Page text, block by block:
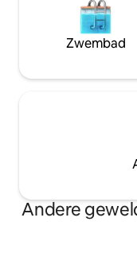
Zwembad
Andere